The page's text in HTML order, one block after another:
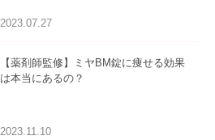
2023.07.27
【薬剤師監修】ミヤBM錠に痩せる効果
は本当にあるの？
2023.11.10